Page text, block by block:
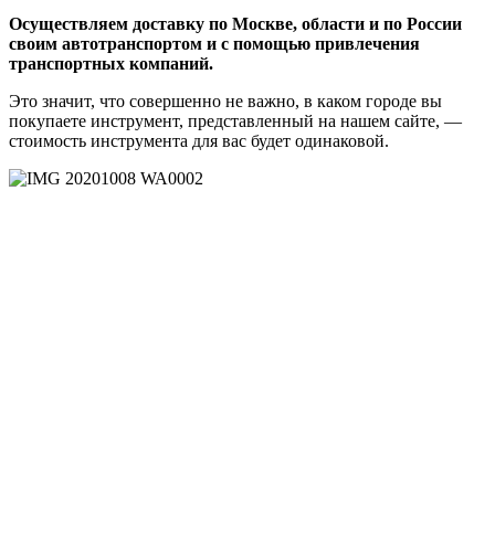
Осуществляем доставку по Москве, области и по России
своим автотранспортом и с помощью привлечения
транспортных компаний.
Это значит, что совершенно не важно, в каком городе вы
покупаете инструмент, представленный на нашем сайте, —
стоимость инструмента для вас будет одинаковой.